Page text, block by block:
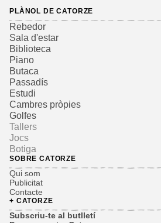
PLÀNOL DE CATORZE
Rebedor
Sala d'estar
Biblioteca
Piano
Butaca
Passadís
Estudi
Cambres pròpies
Golfes
Tallers
Jocs
Botiga
SOBRE CATORZE
Qui som
Publicitat
Contacte
+ CATORZE
Subscriu-te al butlletí